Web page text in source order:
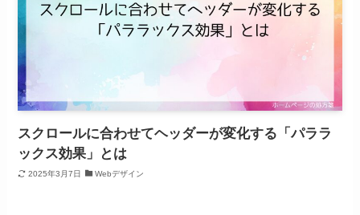
スクロールに合わせてヘッダーが変化する「パララ
ックス効果」とは
2025年3月7日 Webデザイン